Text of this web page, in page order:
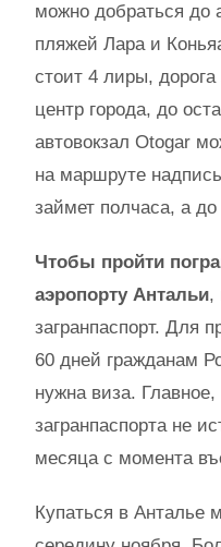
можно добраться до
пляжей Лара и
стоит 4 лиры,
центр города, до
автовокзал Otogar
на маршруте
займет полчаса, а до
Чтобы пройти
аэропорту Антальи,
загранпаспорт. Для
60 дней гражданам
нужна виза.
загранпаспорта не
месяца с момента
Купаться в Анталье